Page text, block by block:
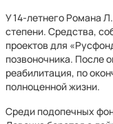
У 14-летнего Романа
степени. Средства,
проектов для
позвоночника. После
реабилитация, по
полноценной жизни.
Среди подопечных